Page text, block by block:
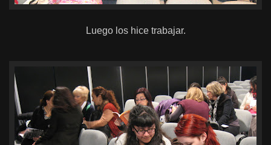
Luego los hice trabajar.